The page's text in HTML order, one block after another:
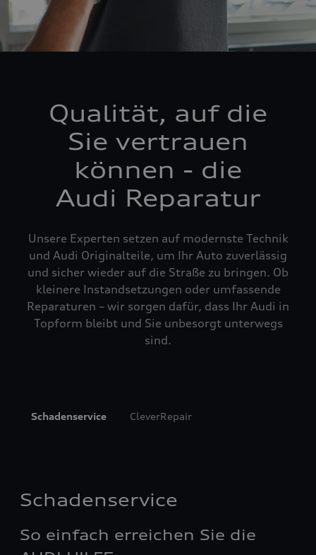
Qualität, auf die
Sie vertrauen
können - die
Audi Reparatur
Unsere Experten setzen auf modernste Technik
und Audi Originalteile, um Ihr Auto zuverlässig
und sicher wieder auf die Straße zu bringen. Ob
kleinere Instandsetzungen oder umfassende
Reparaturen – wir sorgen dafür, dass Ihr Audi in
Topform bleibt und Sie unbesorgt unterwegs
sind.
Schadenservice CleverRepair
Schadenservice
So einfach erreichen Sie die